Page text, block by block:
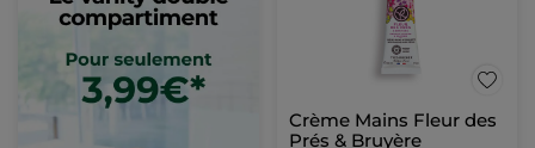
Crème Mains Fleur des
Prés & Bruyère